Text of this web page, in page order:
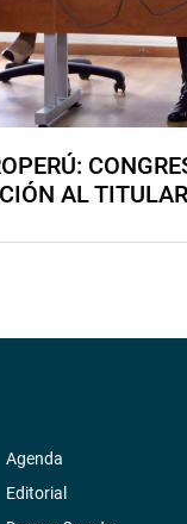
AL
Agenda
Editorial